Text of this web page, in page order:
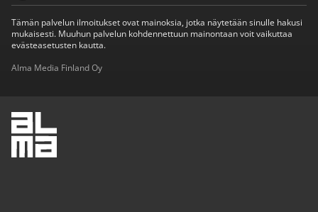
Tämän palvelun ilmoitukset ovat mainoksia, jotka näytetään sinulle hakusi
mukaisesti. Muuhun palvelun kohdennettuun mainontaan voit vaikuttaa
evästeasetusten kautta.
Alma Media Finland Oy